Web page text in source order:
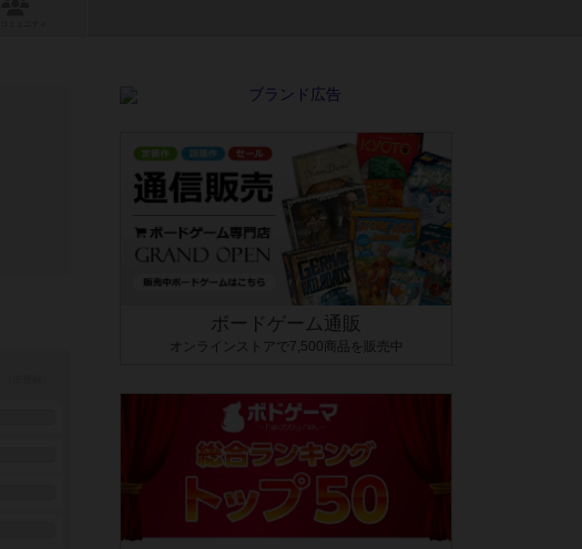
ボードゲーム通販
オンラインストアで7,500商品を販売中